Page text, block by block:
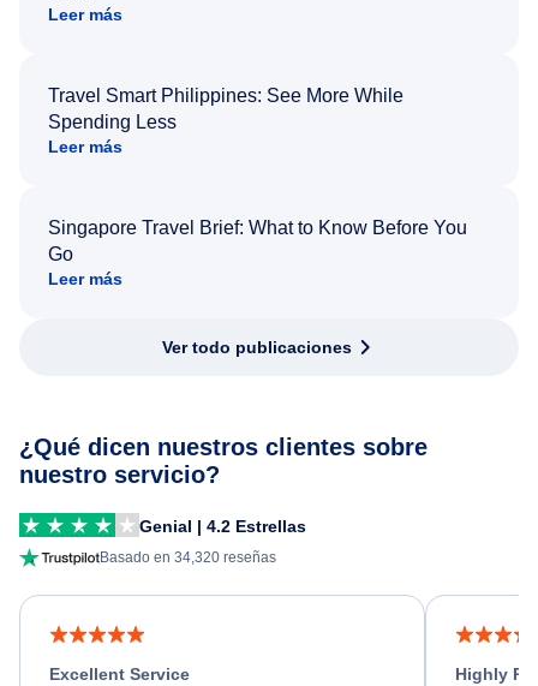
Leer más
Travel Smart Philippines: See More While
Spending Less
Leer más
Singapore Travel Brief: What to Know Before You
Go
Leer más
Ver todo publicaciones
¿Qué dicen nuestros clientes sobre
nuestro servicio?
Genial | 4.2 Estrellas
Basado en 34,320 reseñas
Excellent Service
Highly